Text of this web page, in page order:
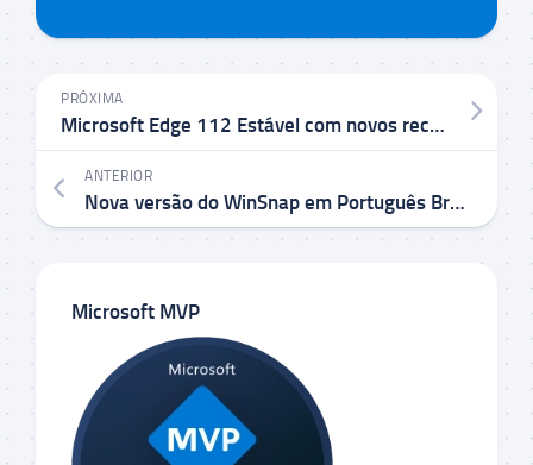
PRÓXIMA
Microsoft Edge 112 Estável com novos recursos e correções de segurança
ANTERIOR
Nova versão do WinSnap em Português Brasileiro
Microsoft MVP